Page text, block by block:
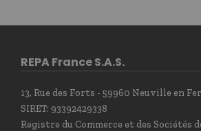
REPA France S.A.S.
13, Rue des Forts - 59960 Neuville en
SIRET: 93392429338
Registre du Commerce et des Sociétés